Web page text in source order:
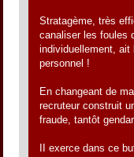
Stratagème, très
canaliser les foules
individuellement,
personnel !
En changeant de
recruteur construit
fraude, tantôt
II exerce dans ce